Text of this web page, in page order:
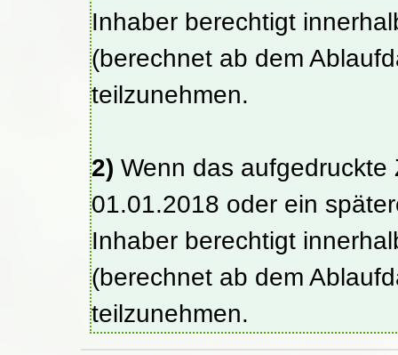
Inhaber berechtigt
(berechnet ab dem
teilzunehmen.
2) Wenn das
01.01.2018 oder ein
Inhaber berechtigt
(berechnet ab dem
teilzunehmen.